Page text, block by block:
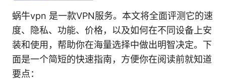
蜗牛vpn 是一款VPN服务。本文将全面评测它的速
度、隐私、功能、价格，以及如何在不同设备上安
装和使用，帮助你在海量选择中做出明智决定。下
面是一个简短的快速指南，方便你在阅读前就知道
要点：